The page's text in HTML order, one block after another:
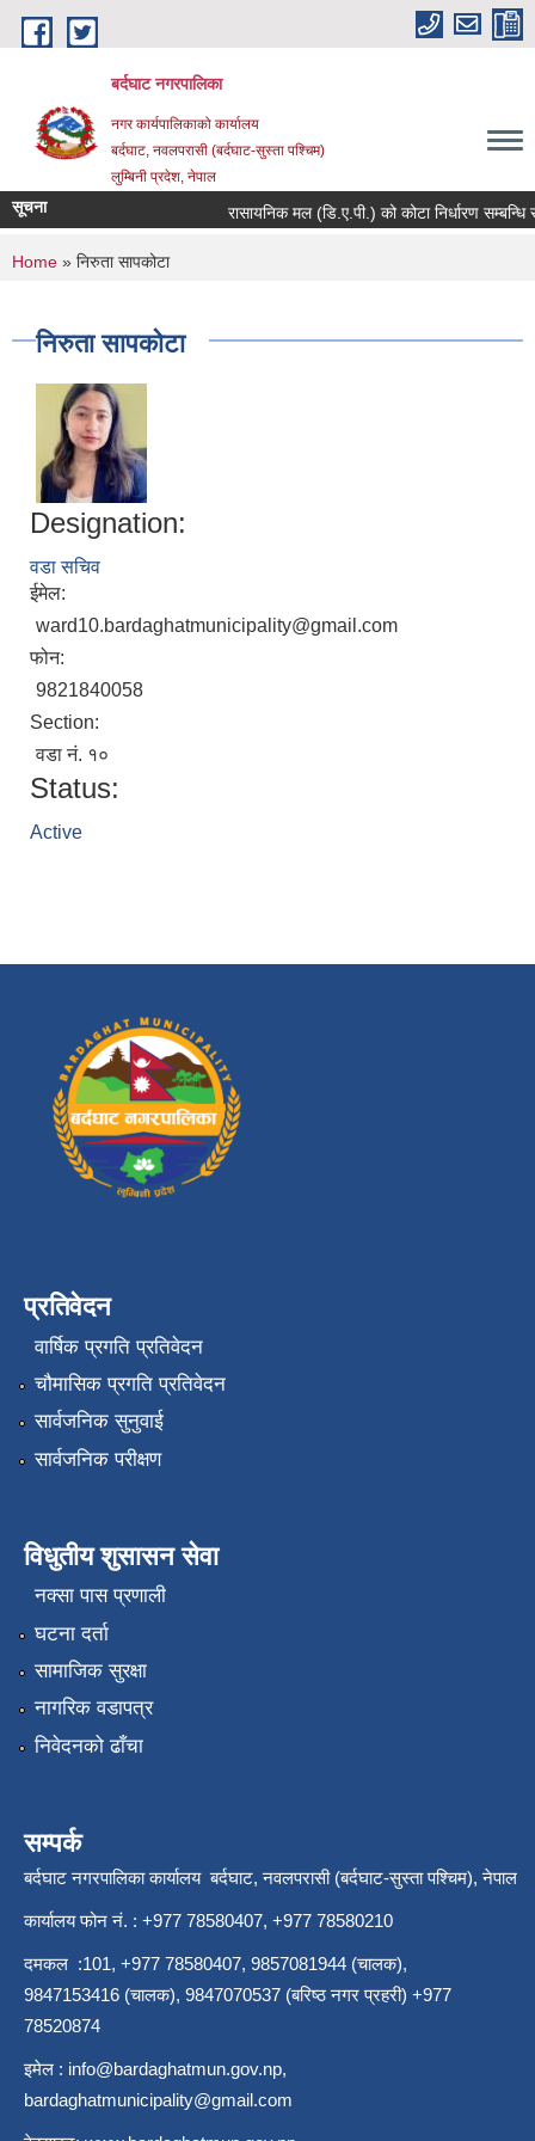
Skip to main content
बर्दघाट नगरपालिका
नगर कार्यपालिकाको कार्यालय
बर्दघाट, नवलपरासी (बर्दघाट-सुस्ता पश्चिम)
लुम्बिनी प्रदेश, नेपाल
सूचना रासायनिक मल (डि.ए.पी.) को कोटा निर्धारण सम्बन्धि
You are here
Home » निरुता सापकोटा
निरुता सापकोटा
Designation:
वडा सचिव
ईमेल:
ward10.bardaghatmunicipality@gmail.com
फोन:
9821840058
Section:
वडा नं. १०
Status:
Active
प्रतिवेदन
वार्षिक प्रगति प्रतिवेदन
चौमासिक प्रगति प्रतिवेदन
सार्वजनिक सुनुवाई
सार्वजनिक परीक्षण
विधुतीय शुसासन सेवा
नक्सा पास प्रणाली
घटना दर्ता
सामाजिक सुरक्षा
नागरिक वडापत्र
निवेदनको ढाँचा
सम्पर्क
बर्दघाट नगरपालिका कार्यालय बर्दघाट, नवलपरासी (बर्दघाट-सुस्ता पश्चिम), नेपाल
कार्यालय फोन नं. : +977 78580407, +977 78580210
दमकल :101, +977 78580407, 9857081944 (चालक),
9847153416 (चालक), 9847070537 (बरिष्ठ नगर प्रहरी) +977
78520874
इमेल : info@bardaghatmun.gov.np,
bardaghatmunicipality@gmail.com